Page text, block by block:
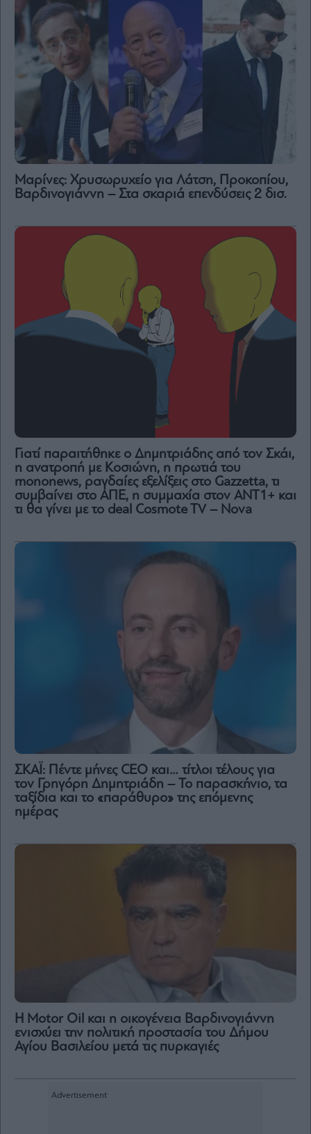
Μαρίνες: Χρυσωρυχείο για Λάτση, Προκοπίου,
Βαρδινογιάννη – Στα σκαριά επενδύσεις 2 δισ.
Γιατί παραιτήθηκε ο Δημητριάδης από τον Σκάι,
η ανατροπή με Κοσιώνη, η πρωτιά του
mononews, ραγδαίες εξελίξεις στο Gazzetta, τι
συμβαίνει στο ΑΠΕ, η συμμαχία στον ΑΝΤ1+ και
τι θα γίνει με το deal Cosmote TV – Nova
ΣΚΑΪ: Πέντε μήνες CEO και… τίτλοι τέλους για
τον Γρηγόρη Δημητριάδη – Το παρασκήνιο, τα
ταξίδια και το «παράθυρο» της επόμενης
ημέρας
Η Motor Oil και η οικογένεια Βαρδινογιάννη
ενισχύει την πολιτική προστασία του Δήμου
Αγίου Βασιλείου μετά τις πυρκαγιές